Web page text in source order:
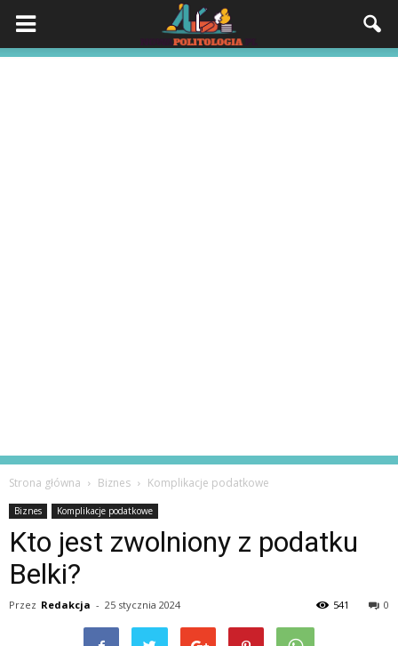
Strona główna Biznes Komplikacje podatkowe
Biznes Komplikacje podatkowe
Kto jest zwolniony z podatku
Belki?
Przez Redakcja - 25 stycznia 2024 0
541